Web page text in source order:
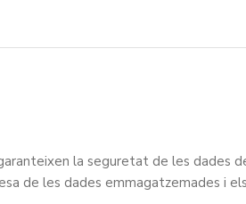
la seguretat de les dades
de les dades emmagatzemades i